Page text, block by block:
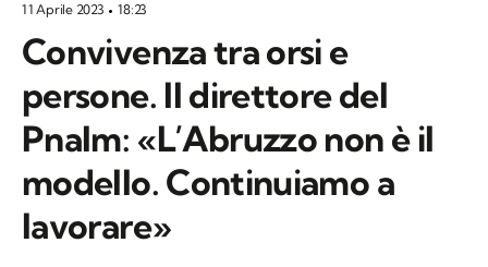
11 Aprile 2023 18:23
Convivenza tra orsi e
persone. Il direttore del
Pnalm: «L’Abruzzo non è il
modello. Continuiamo a
lavorare»